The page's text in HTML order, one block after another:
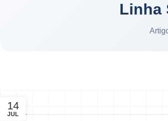
Linha
14
JUL